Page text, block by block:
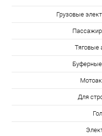
Грузовые
Тяговые
Для